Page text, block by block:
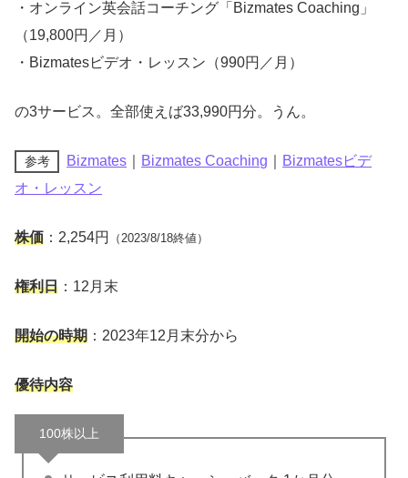
・オンライン英会話コーチング「Bizmates Coaching」
（19,800円／月）
・Bizmatesビデオ・レッスン（990円／月）
の3サービス。全部使えば33,990円分。うん。
参考 Bizmates Bizmates Coaching
Bizmatesビデ
オ・レッスン
株価 ：2,254円 （2023/8/18終値）
権利日 ：12月末
開始の時期 ：2023年12月末分から
優待内容
100株以上